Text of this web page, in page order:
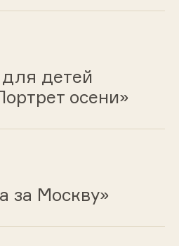
детей
осени»
за Москву»